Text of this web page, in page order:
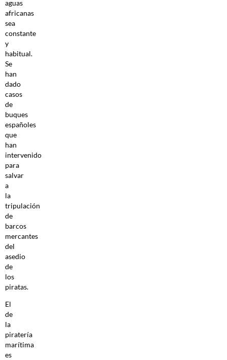
aguas
africanas
sea
constante
y
habitual.
Se
han
dado
casos
de
buques
españoles
que
han
intervenido
para
salvar
a
la
tripulación
de
barcos
mercantes
del
asedio
de
los
piratas.
El
de
la
piratería
marítima
es